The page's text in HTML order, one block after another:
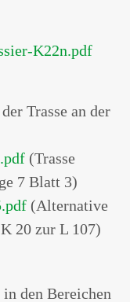
K22n.pdf
Trasse an der
(Trasse
7 Blatt 3)
(Alternative
20 zur L 107)
den Bereichen